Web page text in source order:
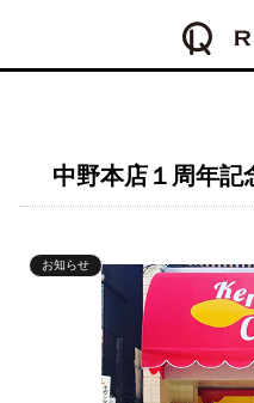
中野本店１周年記
お知らせ